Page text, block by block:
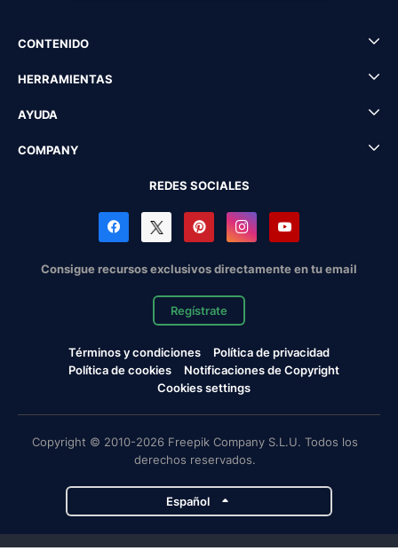
CONTENIDO
HERRAMIENTAS
AYUDA
COMPANY
REDES SOCIALES
Consigue recursos exclusivos directamente en tu email
Regístrate
Términos y condiciones
Política de privacidad
Política de cookies
Notificaciones de Copyright
Cookies settings
Copyright © 2010-2026 Freepik Company S.L.U. Todos los
derechos reservados.
Español